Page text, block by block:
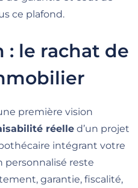
ce plafond.
: le rachat de
première vision
réelle d’un projet
intégrant votre
reste
garantie, fiscalité,